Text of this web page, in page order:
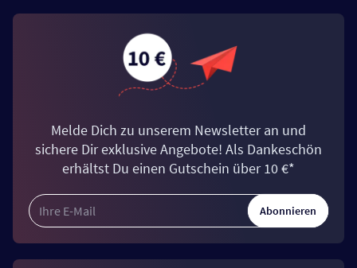
Melde Dich zu unserem Newsletter an und
sichere Dir exklusive Angebote! Als Dankeschön
erhältst Du einen Gutschein über 10 €*
Abonnieren